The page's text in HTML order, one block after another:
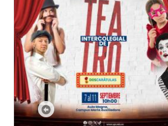
Previous